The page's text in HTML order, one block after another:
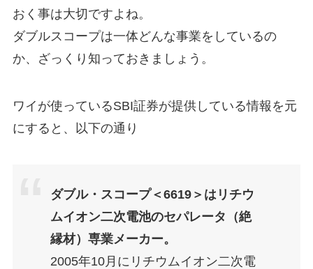
おく事は大切ですよね。
ダブルスコープは一体どんな事業をしているの
か、ざっくり知っておきましょう。
ワイが使っているSBI証券が提供している情報を元
にすると、以下の通り
ダブル・スコープ＜6619＞はリチウ
ムイオン二次電池のセパレータ（絶
縁材）専業メーカー。
2005年10月にリチウムイオン二次電